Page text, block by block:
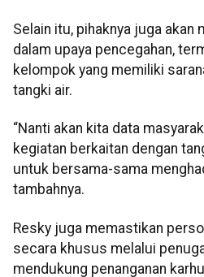
Selain itu, pihaknya juga akan
dalam upaya pencegahan,
kelompok yang memiliki
tangki air.
“Nanti akan kita data
kegiatan berkaitan dengan
untuk bersama-sama
tambahnya.
Resky juga memastikan
secara khusus melalui
mendukung penanganan